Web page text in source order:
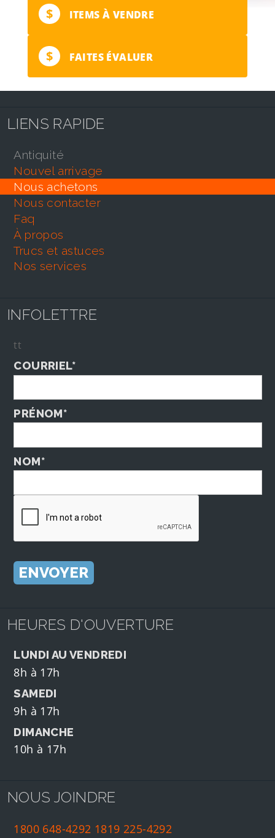
$ ITEMS À VENDRE
$ FAITES ÉVALUER
LIENS RAPIDE
antiquité
nouvel arrivage
nous achetons
nous contacter
faq
À propos
trucs et astuces
nos services
INFOLETTRE
tt
COURRIEL*
PRÉNOM*
NOM*
HEURES D'OUVERTURE
LUNDI AU VENDREDI
8h à 17h
SAMEDI
9h à 17h
DIMANCHE
10h à 17h
NOUS JOINDRE
1800 648-4292 1819 225-4292